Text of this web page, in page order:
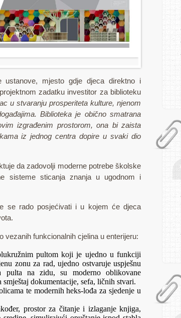
ustanove, mjesto gdje djeca direktno i
zadatku investitor za biblioteku
u stvaranju prosperiteta kulture, njenom
Biblioteka je obično smatrana
izgrađenim prostorom, ona bi zaista
iz jednog centra dopire u svaki dio
da zadovolji moderne potrebe školske
sisteme sticanja znanja u ugodnom i
se rado posjećivati i u kojem će djeca
vezanih funkcionalnih cjelina u enterijeru:
pultom koji je ujedno u funkciji
zonu za rad, ujedno ostvaruje uspješnu
pulta na zidu, su moderno oblikovane
dokumentacije, sefa, ličnih stvari.
te modernih heks-lođa za sjedenje u
prostor za čitanje i izlaganje knjiga,